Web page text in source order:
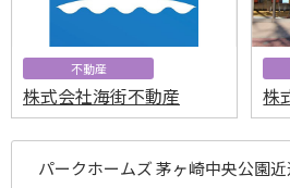
不動産
株式会社海街不動産 株
パークホームズ 茅ヶ崎中央公園